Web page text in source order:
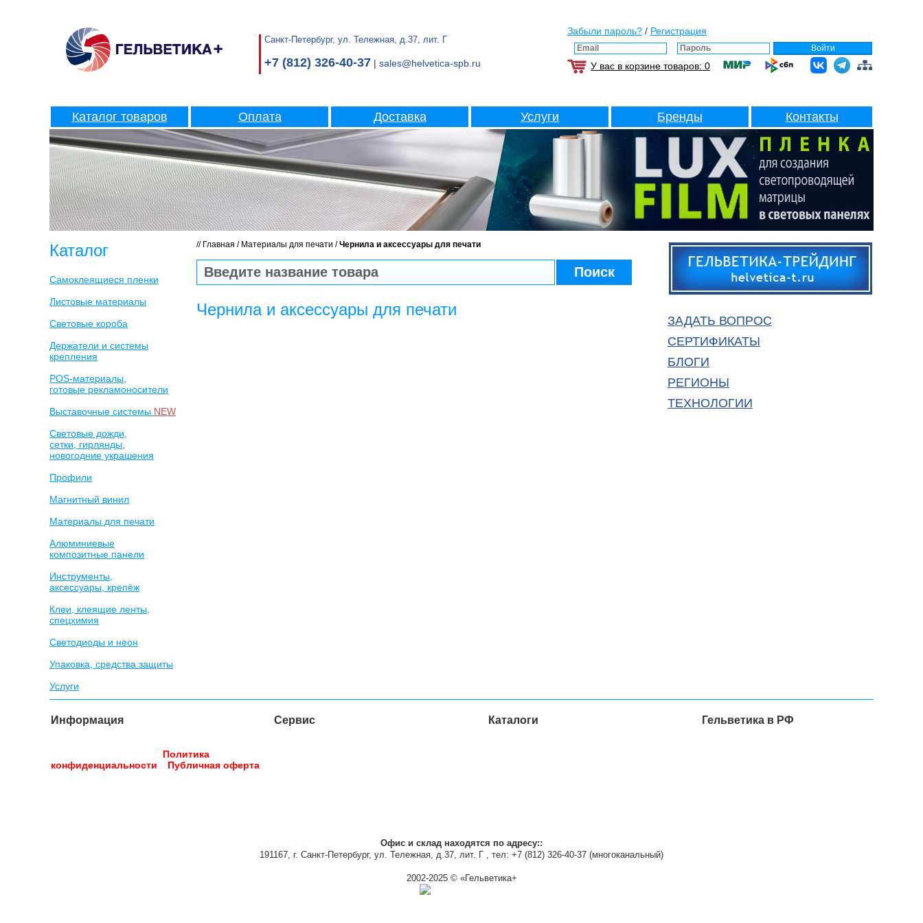
Санкт-Петербург, ул. Тележная, д.37, лит. Г
+7 (812) 326-40-37 | sales@helvetica-spb.ru
Забыли пароль? / Регистрация
Войти
У вас в корзине товаров: 0
Каталог товаров Оплата Доставка Услуги Бренды Контакты
// Главная / Материалы для печати /Чернила и аксессуары для печати
Чернила и аксессуары для печати
Каталог
Самоклеящиеся пленки
Листовые материалы
Световые короба
Держатели и системы
крепления
POS-материалы,
готовые рекламоносители
Выставочные системы NEW
Световые дожди,
сетки, гирлянды,
новогодние украшения
Профили
Магнитный винил
Материалы для печати
Алюминиевые
композитные панели
Инструменты,
аксессуары, крепёж
Клеи, клеящие ленты,
спецхимия
Светодиоды и неон
Упаковка, средства защиты
Услуги
ЗАДАТЬ ВОПРОС
СЕРТИФИКАТЫ
БЛОГИ
РЕГИОНЫ
ТЕХНОЛОГИИ
Информация
Политика
конфиденциальности
Публичная оферта
Сервис Каталоги Гельветика в РФ
Офис и склад находятся по адресу::
191167, г. Санкт-Петербург, ул. Тележная, д.37, лит. Г , тел: +7 (812) 326-40-37 (многоканальный)
2002-2025 © «Гельветика+